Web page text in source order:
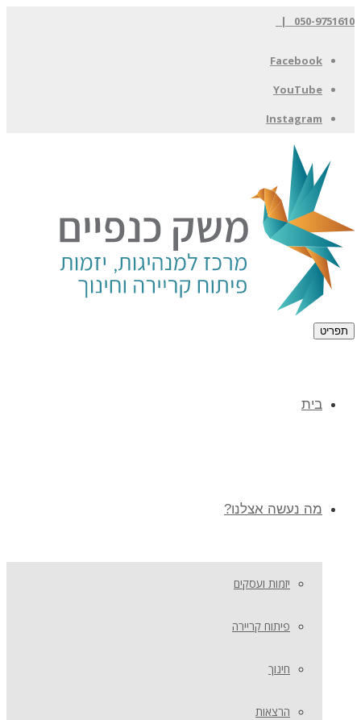
050-9751610 |
Facebook
YouTube
Instagram
תפריט
בית
מה נעשה אצלנו?
יזמות ועסקים
פיתוח קריירה
חינוך
הרצאות